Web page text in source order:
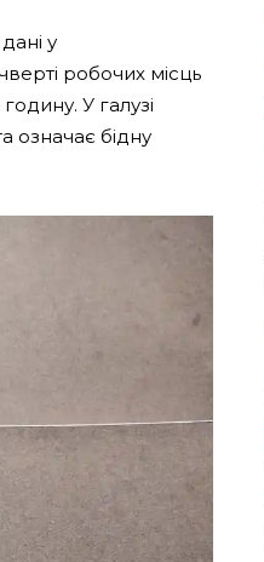
у
робочих місць
У галузі
означає бідну